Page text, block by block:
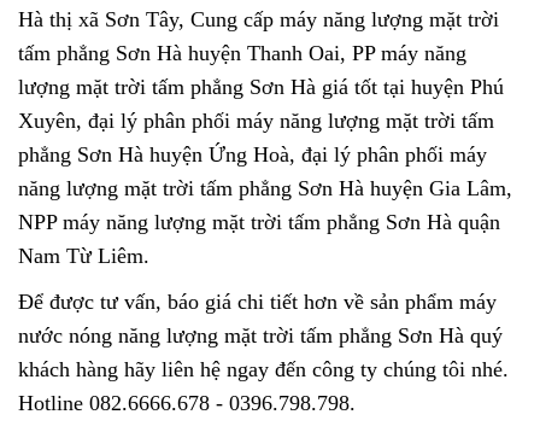
Hà thị xã Sơn Tây, Cung cấp máy năng lượng mặt trời
tấm phẳng Sơn Hà huyện Thanh Oai, PP máy năng
lượng mặt trời tấm phẳng Sơn Hà giá tốt tại huyện Phú
Xuyên, đại lý phân phối máy năng lượng mặt trời tấm
phẳng Sơn Hà huyện Ứng Hoà, đại lý phân phối máy
năng lượng mặt trời tấm phẳng Sơn Hà huyện Gia Lâm,
NPP máy năng lượng mặt trời tấm phẳng Sơn Hà quận
Nam Từ Liêm.
Để được tư vấn, báo giá chi tiết hơn về sản phẩm máy
nước nóng năng lượng mặt trời tấm phẳng Sơn Hà quý
khách hàng hãy liên hệ ngay đến công ty chúng tôi nhé.
Hotline 082.6666.678 - 0396.798.798.